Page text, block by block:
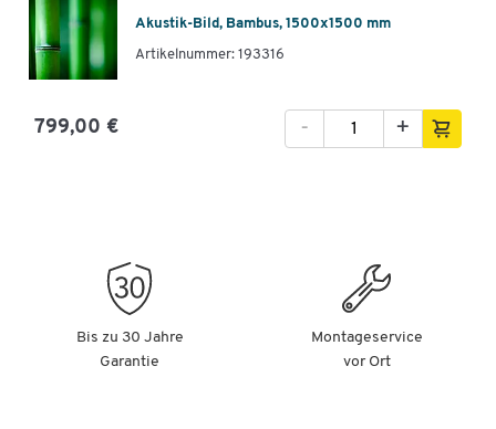
Akustik-Bild, Bambus, 1500x1500 mm
Artikelnummer: 193316
799,00 € +
-
Bis zu 30 Jahre
Garantie
Montageservice
vor Ort